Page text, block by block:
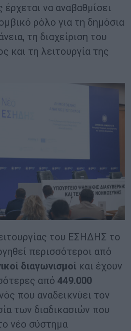
να αναβαθμίσει
ρόλο για τη δημόσια
τη διαχείριση του
και τη λειτουργία της
του ΕΣΗΔΗΣ το
περισσότεροι από
διαγωνισμοί και έχουν
από 449.000
που αναδεικνύει τον
των διαδικασιών που
νέο σύστημα